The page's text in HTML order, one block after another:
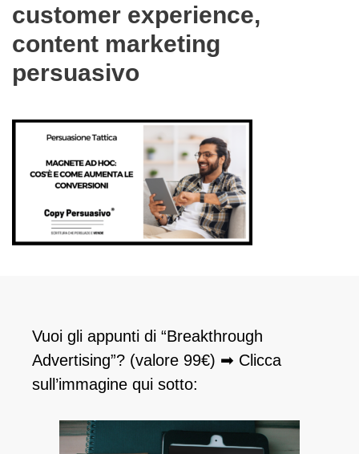
customer experience,
content marketing
persuasivo
Vuoi gli appunti di “Breakthrough
Advertising”? (valore 99€) ➡ Clicca
sull’immagine qui sotto: